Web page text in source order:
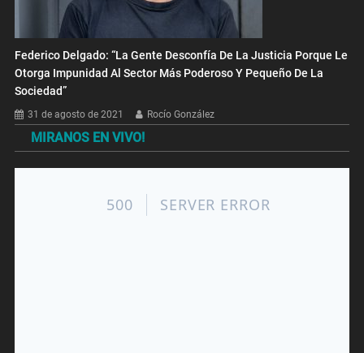
Federico Delgado: “La Gente Desconfía De La Justicia Porque Le
Otorga Impunidad Al Sector Más Poderoso Y Pequeño De La
Sociedad”
31 de agosto de 2021 Rocío González
MIRANOS EN VIVO!